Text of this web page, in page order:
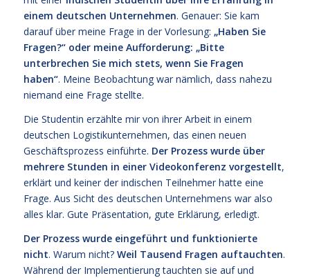
einem deutschen Unternehmen. Genauer: Sie kam
darauf über meine Frage in der Vorlesung: „Haben Sie
Fragen?“ oder meine Aufforderung: „Bitte
unterbrechen Sie mich stets, wenn Sie Fragen
haben“. Meine Beobachtung war nämlich, dass nahezu
niemand eine Frage stellte.
Die Studentin erzählte mir von ihrer Arbeit in einem
deutschen Logistikunternehmen, das einen neuen
Geschäftsprozess einführte. Der Prozess wurde über
mehrere Stunden in einer Videokonferenz vorgestellt,
erklärt und keiner der indischen Teilnehmer hatte eine
Frage. Aus Sicht des deutschen Unternehmens war also
alles klar. Gute Präsentation, gute Erklärung, erledigt.
Der Prozess wurde eingeführt und funktionierte
nicht. Warum nicht? Weil Tausend Fragen auftauchten.
Während der Implementierung tauchten sie auf und